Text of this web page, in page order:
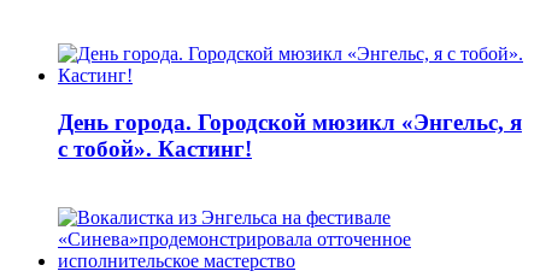
День города. Городской мюзикл «Энгельс, я
с тобой». Кастинг!